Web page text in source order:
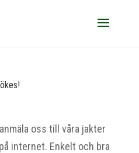
oss till våra jakter
internet. Enkelt och bra